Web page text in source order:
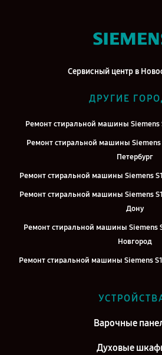
Сервисный центр в
ДРУГИЕ
Ремонт стиральной машины Siemens
Ремонт стиральной машины Siemens
Петербург
Ремонт стиральной машины Siemens
Ремонт стиральной машины Siemens
Дону
Ремонт стиральной машины Siemens
Новгород
Ремонт стиральной машины Siemens
Екатеринбург
Ремонт стиральной машины Siemens
Ремонт стиральной машины Siemens
Варочные
Духовые